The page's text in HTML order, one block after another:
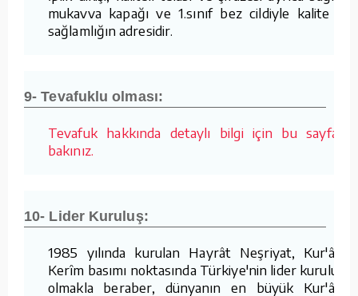
mukavva kapağı ve 1.sınıf bez cildiyle kalite ve
sağlamlığın adresidir.
9- Tevafuklu olması:
Tevafuk hakkında detaylı bilgi için bu sayfaya
bakınız.
10- Lider Kuruluş:
1985 yılında kurulan Hayrât Neşriyat, Kur'ân-ı
Kerîm basımı noktasında Türkiye'nin lider kuruluşu
olmakla beraber, dünyanın en büyük Kur'ân-ı